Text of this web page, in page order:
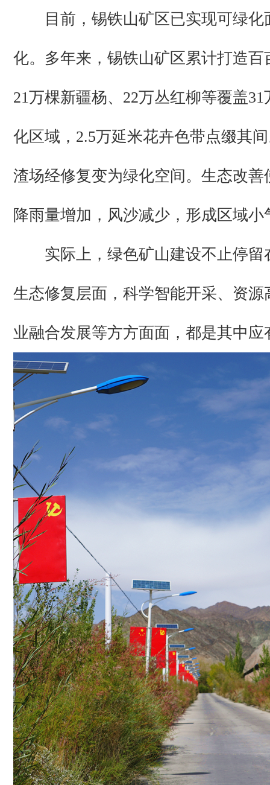
目前，锡铁山矿区已实现可绿化
化。多年来，锡铁山矿区累计打造百
21万棵新疆杨、22万丛红柳等覆盖
化区域，2.5万延米花卉色带点缀其
渣场经修复变为绿化空间。生态改善
降雨量增加，风沙减少，形成区域小
实际上，绿色矿山建设不止停留
生态修复层面，科学智能开采、资源
业融合发展等方方面面，都是其中应